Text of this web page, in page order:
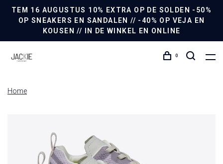
TEM 16 AUGUSTUS 10% EXTRA OP DE SOLDEN -50%
OP SNEAKERS EN SANDALEN // -40% OP VEJA EN
KOUSEN // IN DE WINKEL EN ONLINE
0
Home